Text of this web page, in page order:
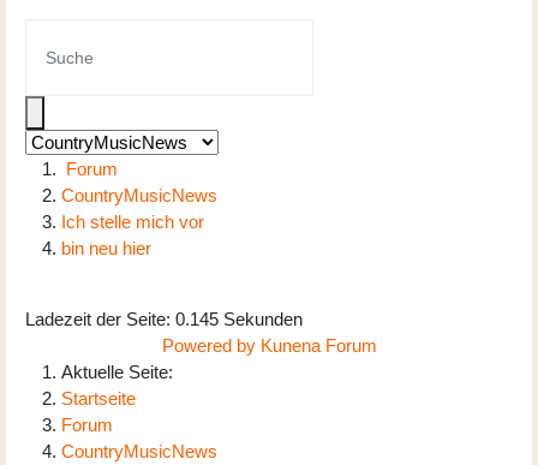
Forum
CountryMusicNews
Ich stelle mich vor
bin neu hier
Ladezeit der Seite: 0.145 Sekunden
Powered by Kunena Forum
Aktuelle Seite:
Startseite
Forum
CountryMusicNews